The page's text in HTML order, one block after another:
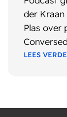
der
Plas over
LEES